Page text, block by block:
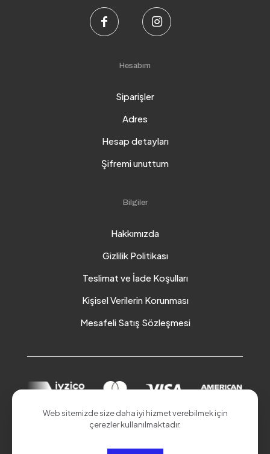
Hesabım
Siparişler
Adres
Hesap detayları
Şifremi unuttum
Bilgiler
Hakkımızda
Gizlilik Politikası
Teslimat ve İade Koşulları
Kişisel Verilerin Korunması
Mesafeli Satış Sözleşmesi
© 2026 Akduman Online | Tüm Hakları Saklıdır.
Web sitemizde size daha iyi hizmet verebilmek için
çerezler kullanılmaktadır.